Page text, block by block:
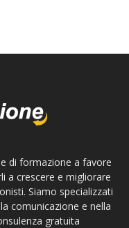
di formazione a favore
a crescere e migliorare
Siamo specializzati
comunicazione e nella
gratuita